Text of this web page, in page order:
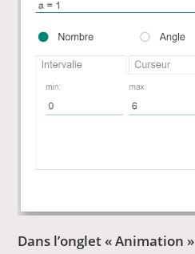
Dans l’onglet « Animation »